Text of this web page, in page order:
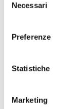
delNecessari
Preferenze
Statistiche
Marketing
Quadri